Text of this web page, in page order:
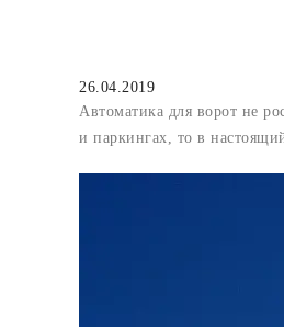
26.04.2019
Автоматика для ворот не
и паркингах, то в